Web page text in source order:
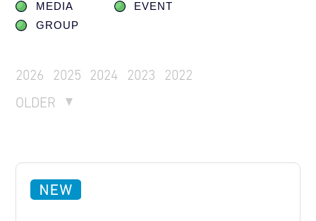
MEDIA
EVENT
GROUP
2026 2025 2024 2023
2022
OLDER